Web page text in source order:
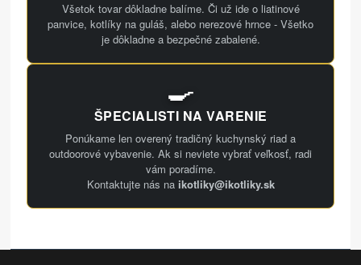
Všetok tovar dôkladne balíme. Či už ide o liatinové
panvice, kotlíky na guláš, alebo nerezové hrnce - Všetko
je dôkladne a bezpečné zabalené.
🍳
ŠPECIALISTI NA VARENIE
Ponúkame len overený tradičný kuchynský riad a
outdoorové vybavenie. Ak si neviete vybrať veľkosť, radi
vám poradíme.
Kontaktujte nás na ikotliky@ikotliky.sk